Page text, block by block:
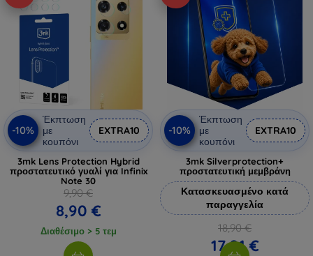
-10%
Έκπτωση
με
κουπόνι
EXTRA10
3mk Lens Protection Hybrid
προστατευτικό γυαλί για Infinix
Note 30
9,90 €
8,90 €
Διαθέσιμο > 5 τεμ
-10%
Έκπτωση
με
κουπόνι
EXTRA10
3mk Silverprotection+
προστατευτική μεμβράνη
Κατασκευασμένο κατά
παραγγελία
18,90 €
17,01 €